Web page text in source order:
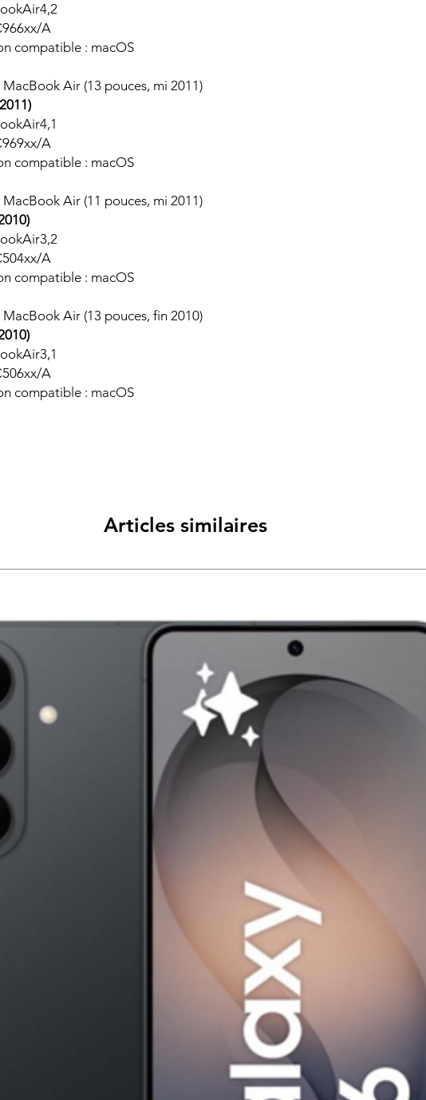
A
compatible : macOS
Air (13 pouces, mi 2011)
A
compatible : macOS
Air (11 pouces, mi 2011)
A
compatible : macOS
Air (13 pouces, fin 2010)
A
compatible : macOS
Articles similaires